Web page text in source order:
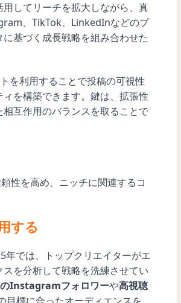
してリーチを拡大しながら、真
、TikTok、LinkedInなどのプ
基づく成長戦略を組み合わせた
を利用することで投稿の可視性
を構築できます。鍵は、拡張性
互作用のバランスを取ることで
性を高め、ニッチに関連するコ
する
年では、トップクリエイターがエ
を分析して戦略を洗練させてい
Instagramフォロワーや高視聴